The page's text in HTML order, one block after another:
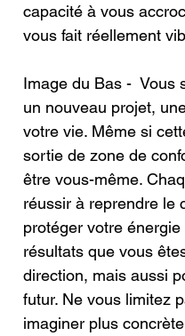
capacité à vous
vous fait réellement
Image du Bas -  Vous
un nouveau projet,
votre vie. Même si
sortie de zone de
être vous-même.
réussir à reprendre le
protéger votre
résultats que vous
direction, mais aussi
futur. Ne vous limitez
imaginer plus